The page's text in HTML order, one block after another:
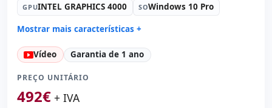
GPUINTEL GRAPHICS 4000 SOWindows 10 Pro
Mostrar mais características +
Connectivity: 82577LM
Connectivity: RJ-45 · WIFI · Bluetooth · 4G
Processador: Intel Core i5 3437U vPro 1.9 GHz.
Som: High Definition Audio
Vídeo Garantia de 1 ano
PREÇO UNITÁRIO
492€ + IVA